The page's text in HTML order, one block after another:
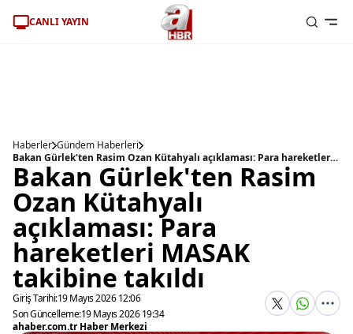
CANLI YAYIN
Haberler Gündem Haberleri
Bakan Gürlek'ten Rasim Ozan Kütahyalı açıklaması: Para hareketleri MASAK takibine takıldı
Bakan Gürlek'ten Rasim
Ozan Kütahyalı
açıklaması: Para
hareketleri MASAK
takibine takıldı
Giriş Tarihi:19 Mayıs 2026 12:06
Son Güncelleme:19 Mayıs 2026 19:34
ahaber.com.tr Haber Merkezi